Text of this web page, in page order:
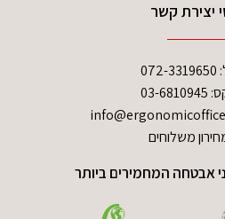
יצירת קשר
072-3319650
משלוחים
אבטחה המחמירים ביותר